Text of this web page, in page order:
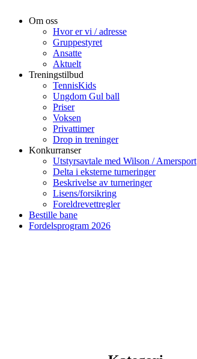
Om oss
Hvor er vi / adresse
Gruppestyret
Ansatte
Aktuelt
Treningstilbud
TennisKids
Ungdom Gul ball
Priser
Voksen
Privattimer
Drop in treninger
Konkurranser
Utstyrsavtale med Wilson / Amersport
Delta i eksterne turneringer
Beskrivelse av turneringer
Lisens/forsikring
Foreldrevettregler
Bestille bane
Fordelsprogram 2026